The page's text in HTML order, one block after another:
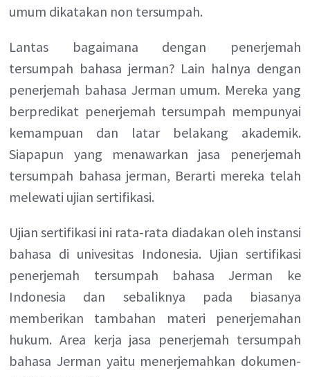
umum dikatakan non tersumpah.
Lantas bagaimana dengan penerjemah
tersumpah bahasa jerman? Lain halnya dengan
penerjemah bahasa Jerman umum. Mereka yang
berpredikat penerjemah tersumpah mempunyai
kemampuan dan latar belakang akademik.
Siapapun yang menawarkan jasa penerjemah
tersumpah bahasa jerman, Berarti mereka telah
melewati ujian sertifikasi.
Ujian sertifikasi ini rata-rata diadakan oleh instansi
bahasa di univesitas Indonesia. Ujian sertifikasi
penerjemah tersumpah bahasa Jerman ke
Indonesia dan sebaliknya pada biasanya
memberikan tambahan materi penerjemahan
hukum. Area kerja jasa penerjemah tersumpah
bahasa Jerman yaitu menerjemahkan dokumen-